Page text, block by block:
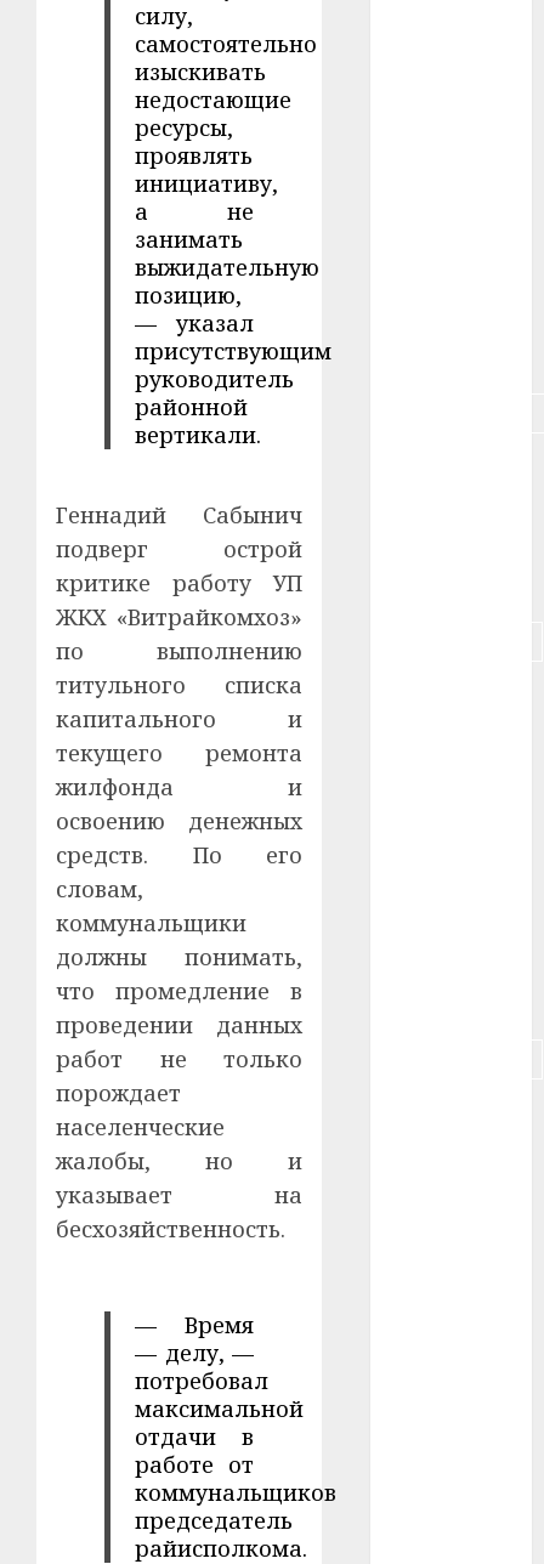
силу,
самостоятельно
изыскивать
недостающие
ресурсы,
проявлять
инициативу,
а не
занимать
выжидательную
позицию,
— указал
присутствующим
руководитель
районной
вертикали.
Геннадий Сабынич
подверг острой
критике работу УП
ЖКХ «Витрайкомхоз»
по выполнению
титульного списка
капитального и
текущего ремонта
жилфонда и
освоению денежных
средств. По его
словам,
коммунальщики
должны понимать,
что промедление в
проведении данных
работ не только
порождает
населенческие
жалобы, но и
указывает на
бесхозяйственность.
— Время
— делу, —
потребовал
максимальной
отдачи в
работе от
коммунальщиков
председатель
райисполкома.